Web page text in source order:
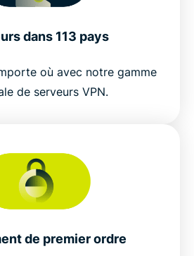
dans 113 pays
où avec notre gamme
de serveurs VPN.
de premier ordre